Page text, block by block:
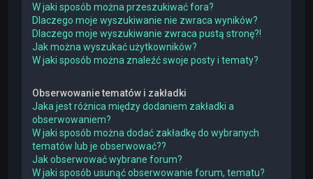
W jaki sposób można przeszukiwać fora?
Dlaczego moje wyszukiwanie nie zwraca wyników?
Dlaczego moje wyszukiwanie zwraca pustą stronę?!
Jak można wyszukać użytkowników?
W jaki sposób można znaleźć swoje posty i tematy?
Obserwowanie tematów i zakładki
Jaka jest różnica między dodaniem zakładki a
obserwowaniem?
W jaki sposób można dodać zakładkę do wybranych
tematów lub je obserwować??
Jak obserwować wybrane forum?
W jaki sposób usunąć obserwowanie forum, tematu?